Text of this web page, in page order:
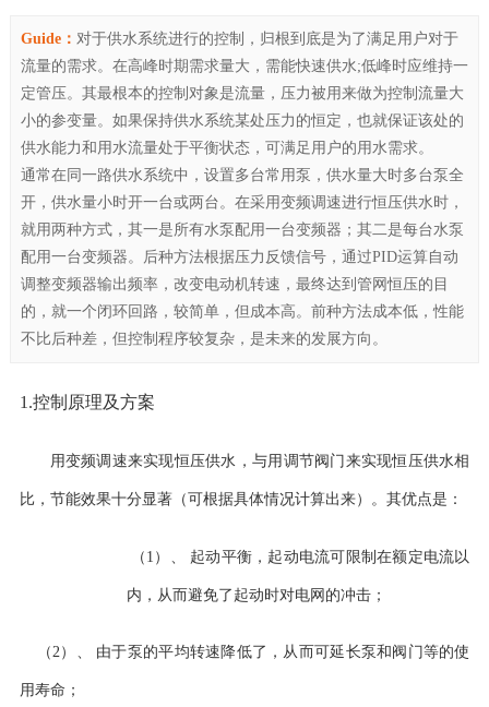
Guide： 对于供水系统进行的控制，归根到底是为了满足用户对于
流量的需求。在高峰时期需求量大，需能快速供水;低峰时应维持一
定管压。其最根本的控制对象是流量，压力被用来做为控制流量大
小的参变量。如果保持供水系统某处压力的恒定，也就保证该处的
供水能力和用水流量处于平衡状态，可满足用户的用水需求。
通常在同一路供水系统中，设置多台常用泵，供水量大时多台泵全
开，供水量小时开一台或两台。在采用变频调速进行恒压供水时，
就用两种方式，其一是所有水泵配用一台变频器；其二是每台水泵
配用一台变频器。后种方法根据压力反馈信号，通过PID运算自动
调整变频器输出频率，改变电动机转速，最终达到管网恒压的目
的，就一个闭环回路，较简单，但成本高。前种方法成本低，性能
不比后种差，但控制程序较复杂，是未来的发展方向。
1.控制原理及方案
用变频调速来实现恒压供水，与用调节阀门来实现恒压供水相
比，节能效果十分显著（可根据具体情况计算出来）。其优点是：
（ 1 ） 起动平衡，起动电流可限制在额定电流以
内，从而避免了起动时对电网的冲击；
（2） 、 由于泵的平均转速降低了，从而可延长泵和阀门等的使
用寿命；